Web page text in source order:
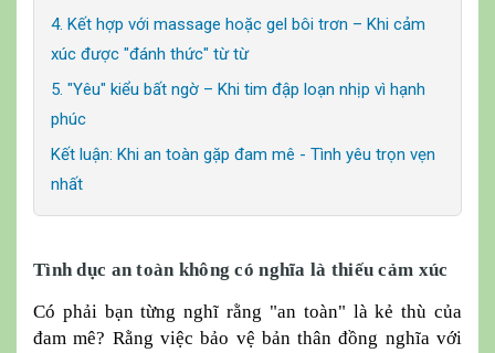
4. Kết hợp với massage hoặc gel bôi trơn – Khi cảm
xúc được "đánh thức" từ từ
5. "Yêu" kiểu bất ngờ – Khi tim đập loạn nhịp vì hạnh
phúc
Kết luận: Khi an toàn gặp đam mê - Tình yêu trọn vẹn
nhất
Tình dục an toàn không có nghĩa là thiếu cảm xúc
Có phải bạn từng nghĩ rằng "an toàn" là kẻ thù của
đam mê? Rằng việc bảo vệ bản thân đồng nghĩa với